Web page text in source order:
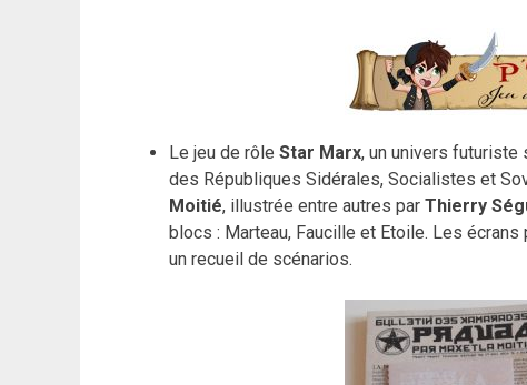
Le jeu de rôle Star Marx, un univers futuriste
des Républiques Sidérales, Socialistes et
Moitié, illustrée entre autres par Thierry
blocs : Marteau, Faucille et Etoile. Les
un recueil de scénarios.